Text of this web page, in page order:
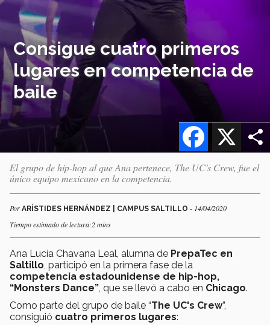
Consigue cuatro primeros
lugares en competencia de
baile
X
Facebook
El grupo de hip-hop al que Ana pertenece, The UC's Crew, fue el
único equipo mexicano en la competencia.
Por ARÍSTIDES HERNÁNDEZ | CAMPUS SALTILLO - 14/04/2020
Tiempo estimado de lectura:2 mins
Ana Lucía Chavana Leal, alumna de PrepaTec en
Saltillo , participó en la primera fase de la
competencia estadounidense de hip-hop,
“Monsters Dance” , que se llevó a cabo en Chicago.
Como parte del grupo de baile “The UC's Crew”,
consiguió cuatro primeros lugares: